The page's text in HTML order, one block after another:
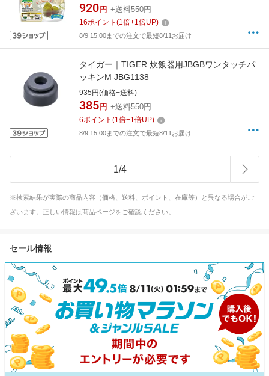
920 円 +送料550円
16ポイント (1倍+1倍UP)
8/9 15:00までの注文で最短8/11お届け
タイガー｜TIGER 炊飯器用JBGBワンタッチパ
ッキンM JBG1138
935円(価格+送料)
385 円 +送料550円
6ポイント (1倍+1倍UP)
8/9 15:00までの注文で最短8/11お届け
1/4
※検索結果が実際の商品内容（価格、送料、ポイント、在庫等）と異なる場合がご
ざいます。正しい情報は商品ページをご確認ください。
セール情報